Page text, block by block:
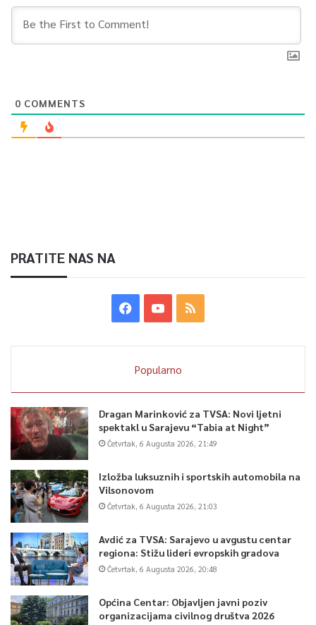
0 COMMENTS
PRATITE NAS NA
Popularno
Dragan Marinković za TVSA: Novi ljetni
spektakl u Sarajevu “Tabia at Night”
Četvrtak, 6 Augusta 2026, 21:49
Izložba luksuznih i sportskih automobila na
Vilsonovom
Četvrtak, 6 Augusta 2026, 21:03
Avdić za TVSA: Sarajevo u avgustu centar
regiona: Stižu lideri evropskih gradova
Četvrtak, 6 Augusta 2026, 20:48
Općina Centar: Objavljen javni poziv
organizacijama civilnog društva 2026